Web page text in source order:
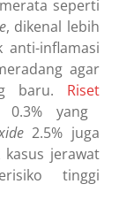
seperti
, dikenal lebih
inflamasi
agar
baru. Riset
0.3% yang
2.5% juga
jerawat
tinggi